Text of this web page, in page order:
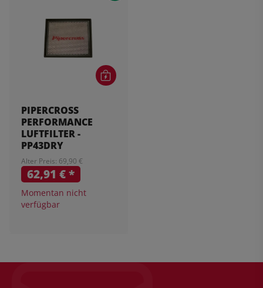
PIPERCROSS
PERFORMANCE
LUFTFILTER -
PP43DRY
Alter Preis: 69,90 €
62,91 €*
Momentan nicht
verfügbar